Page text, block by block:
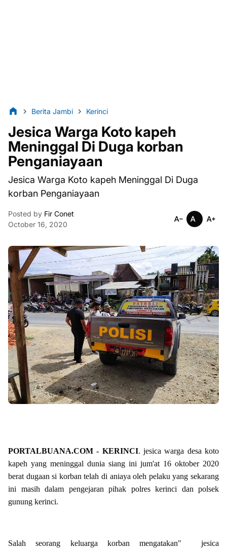
Berita Jambi Kerinci
Jesica Warga Koto kapeh
Meninggal Di Duga korban
Penganiayaan
Jesica Warga Koto kapeh Meninggal Di Duga
korban Penganiayaan
Posted by Fir Conet
October 16, 2020
PORTALBUANA.COM - KERINCI. jesica warga desa koto
kapeh yang meninggal dunia siang ini jum'at 16 oktober 2020
berat dugaan si korban telah di aniaya oleh pelaku yang sekarang
ini masih dalam pengejaran pihak polres kerinci dan polsek
gunung kerinci.
Salah seorang keluarga korban mengatakan" jesica